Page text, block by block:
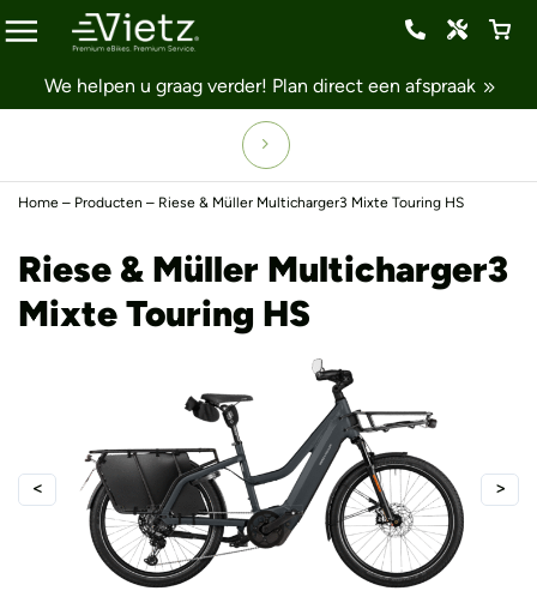
We helpen u graag verder! Plan direct een afspraak
Home – Producten – Riese & Müller Multicharger3 Mixte Touring HS
Riese & Müller Multicharger3
Mixte Touring HS